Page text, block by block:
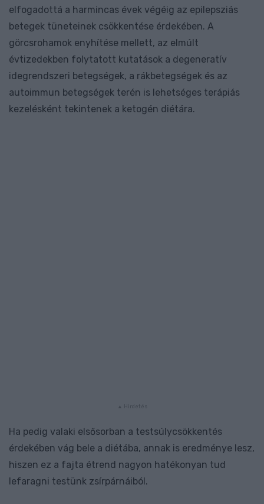
elfogadottá a harmincas évek végéig az epilepsziás
betegek tüneteinek csökkentése érdekében. A
görcsrohamok enyhítése mellett, az elmúlt
évtizedekben folytatott kutatások a degeneratív
idegrendszeri betegségek, a rákbetegségek és az
autoimmun betegségek terén is lehetséges terápiás
kezelésként tekintenek a ketogén diétára.
Ha pedig valaki elsősorban a testsúlycsökkentés
érdekében vág bele a diétába, annak is eredménye lesz,
hiszen ez a fajta étrend nagyon hatékonyan tud
lefaragni testünk zsírpárnáiból.